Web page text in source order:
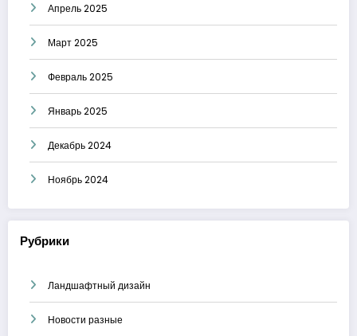
Апрель 2025
Март 2025
Февраль 2025
Январь 2025
Декабрь 2024
Ноябрь 2024
Рубрики
Ландшафтный дизайн
Новости разные